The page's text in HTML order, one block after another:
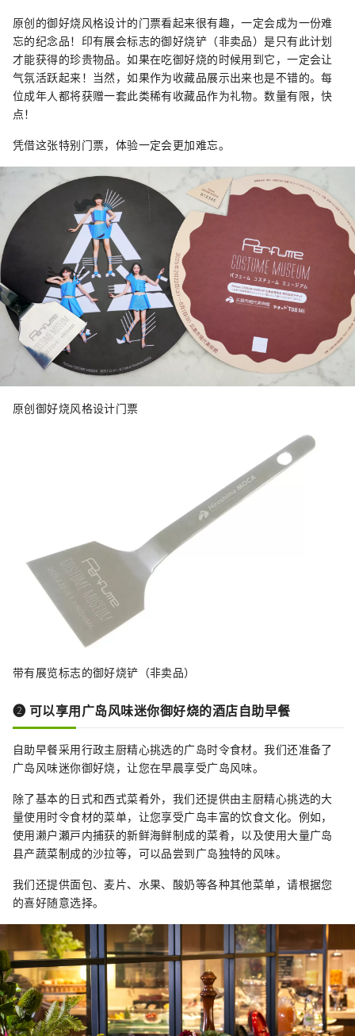
原创的御好烧风格设计的门票看起来很有趣，一定会成为一份难
忘的纪念品！印有展会标志的御好烧铲（非卖品）是只有此计划
才能获得的珍贵物品。如果在吃御好烧的时候用到它，一定会让
气氛活跃起来！当然，如果作为收藏品展示出来也是不错的。每
位成年人都将获赠一套此类稀有收藏品作为礼物。数量有限，快
点！
凭借这张特别门票，体验一定会更加难忘。
原创御好烧风格设计门票
带有展览标志的御好烧铲（非卖品）
❷ 可以享用广岛风味迷你御好烧的酒店自助早餐
自助早餐采用行政主厨精心挑选的广岛时令食材。我们还准备了
广岛风味迷你御好烧，让您在早晨享受广岛风味。
除了基本的日式和西式菜肴外，我们还提供由主厨精心挑选的大
量使用时令食材的菜单，让您享受广岛丰富的饮食文化。例如，
使用濑户瀬戸内捕获的新鲜海鲜制成的菜肴，以及使用大量广岛
县产蔬菜制成的沙拉等，可以品尝到广岛独特的风味。
我们还提供面包、麦片、水果、酸奶等各种其他菜单，请根据您
的喜好随意选择。